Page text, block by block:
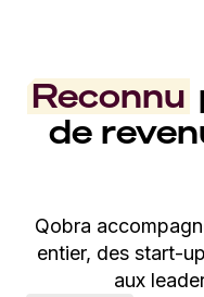
Reconnu
de
Qobra
entier, des start-
aux